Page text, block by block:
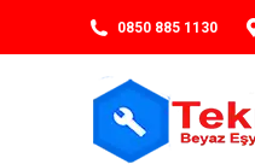
0850 885 1130